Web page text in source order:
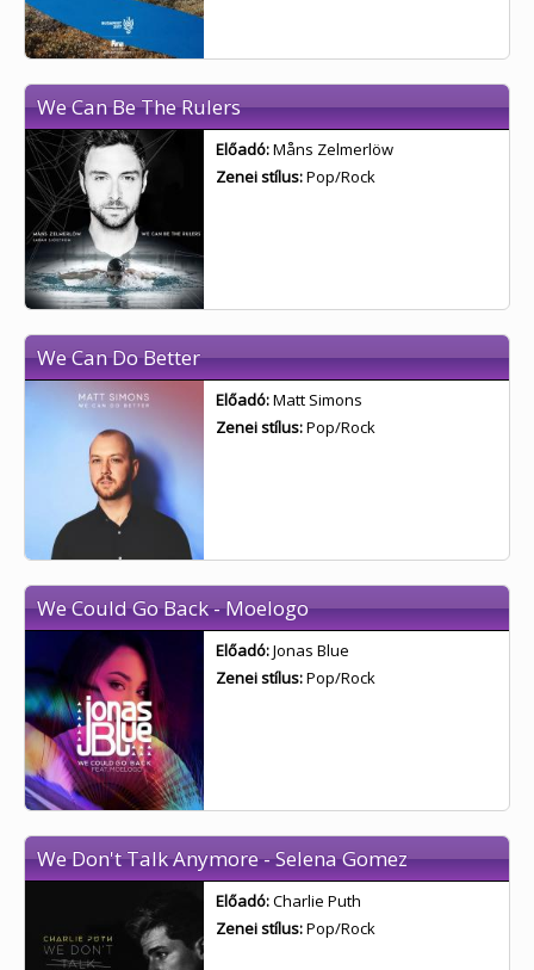
We Can Be The Rulers
Előadó:Måns Zelmerlöw
Zenei stílus:Pop/Rock
We Can Do Better
Előadó:Matt Simons
Zenei stílus:Pop/Rock
We Could Go Back - Moelogo
Előadó:Jonas Blue
Zenei stílus:Pop/Rock
We Don't Talk Anymore - Selena Gomez
Előadó:Charlie Puth
Zenei stílus:Pop/Rock